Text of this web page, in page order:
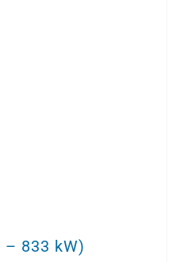
– 833 kW)